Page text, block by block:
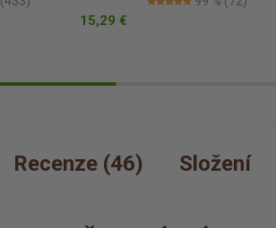
15,29 €
Recenze (46) Složení